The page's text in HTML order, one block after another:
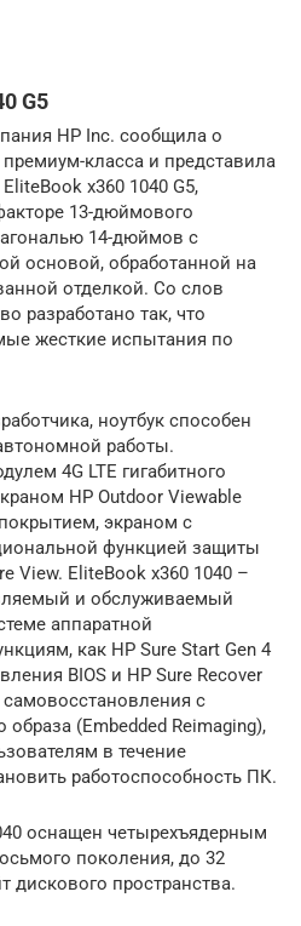
G5
HP Inc. сообщила о
класса и представила
x360 1040 G5,
13-дюймового
14-дюймов с
основой, обработанной на
отделкой. Со слов
разработано так, что
жесткие испытания по
ноутбук способен
работы.
4G LTE гигабитного
HP Outdoor Viewable
экраном с
функцией защиты
View. EliteBook x360 1040 –
и обслуживаемый
аппаратной
как HP Sure Start Gen 4
BIOS и HP Sure Recover
с
(Embedded Reimaging),
в течение
работоспособность ПК.
оснащен четырехъядерным
поколения, до 32
дискового пространства.